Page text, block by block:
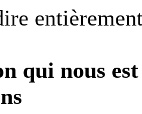
qui nous est